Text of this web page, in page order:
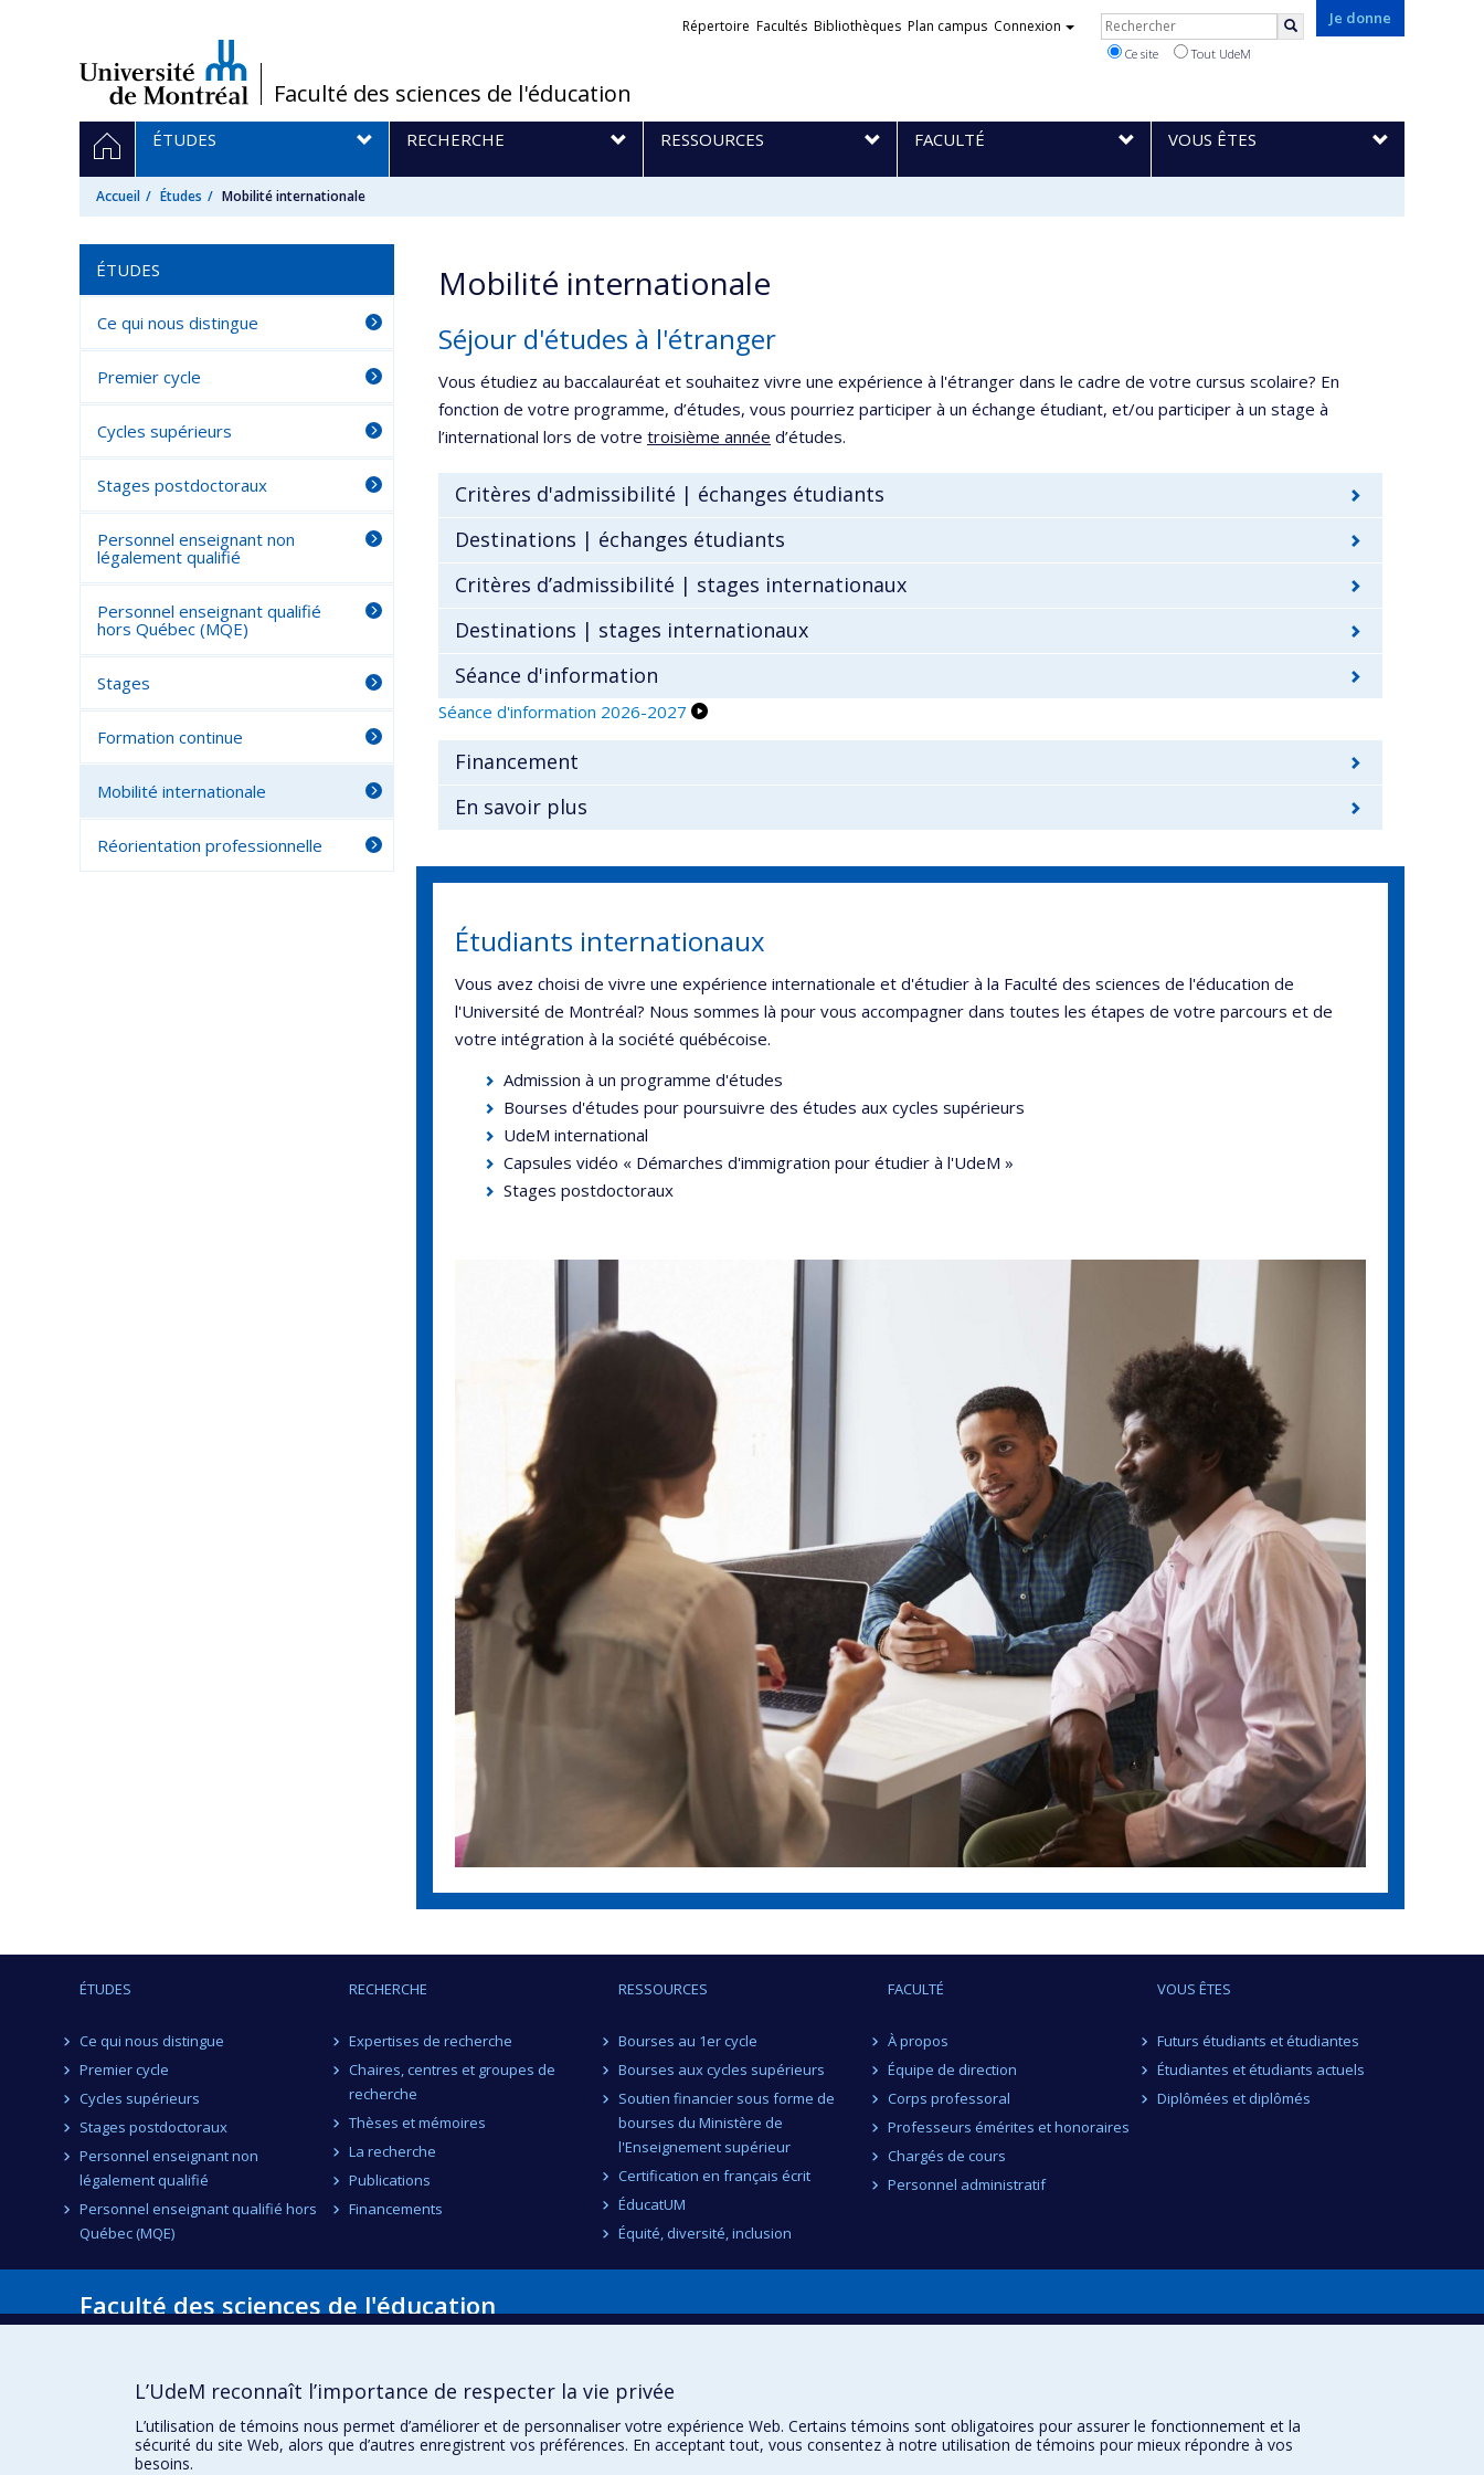
/Faculté des sciences de l'éducation
Je donne
Liens
Répertoire Facultés Bibliothèques Plan campus Connexion Rechercher
Ce site Tout UdeM
Navigation
principale
ACCUEIL
ÉTUDES RECHERCHE RESSOURCES FACULTÉ VOUS ÊTES
Accueil Études Mobilité internationale
Mobilité internationale
Séjour d'études à l'étranger
Vous étudiez au baccalauréat et souhaitez vivre une expérience à l'étranger dans le cadre de votre cursus scolaire? En
fonction de votre programme, d’études, vous pourriez participer à un échange étudiant, et/ou participer à un stage à
l’international lors de votre troisième année d’études.
Critères d'admissibilité | échanges étudiants
Destinations | échanges étudiants
Critères d’admissibilité | stages internationaux
Destinations | stages internationaux
Séance d'information
Séance d'information 2026-2027
Financement
En savoir plus
Étudiants internationaux
Vous avez choisi de vivre une expérience internationale et d'étudier à la Faculté des sciences de l'éducation de
l'Université de Montréal? Nous sommes là pour vous accompagner dans toutes les étapes de votre parcours et de
votre intégration à la société québécoise.
Admission à un programme d'études
Bourses d'études pour poursuivre des études aux cycles supérieurs
UdeM international
Capsules vidéo « Démarches d'immigration pour étudier à l'UdeM »
Stages postdoctoraux
ÉTUDES
Ce qui nous distingue
Premier cycle
Cycles supérieurs
Stages postdoctoraux
Personnel enseignant non
légalement qualifié
Personnel enseignant qualifié
hors Québec (MQE)
Stages
Formation continue
Mobilité internationale
Réorientation professionnelle
ÉTUDES
Ce qui nous distingue
Premier cycle
Cycles supérieurs
Stages postdoctoraux
Personnel enseignant non
légalement qualifié
Personnel enseignant qualifié hors
Québec (MQE)
RECHERCHE
Expertises de recherche
Chaires, centres et groupes de
recherche
Thèses et mémoires
La recherche
Publications
Financements
RESSOURCES
Bourses au 1er cycle
Bourses aux cycles supérieurs
Soutien financier sous forme de
bourses du Ministère de
l'Enseignement supérieur
Certification en français écrit
ÉducatUM
Équité, diversité, inclusion
FACULTÉ
À propos
Équipe de direction
Corps professoral
Professeurs émérites et honoraires
Chargés de cours
Personnel administratif
VOUS ÊTES
Futurs étudiants et étudiantes
Étudiantes et étudiants actuels
Diplômées et diplômés
Faculté des sciences de l'éducation
Montréal (Québec) H2V 2S9
L’UdeM reconnaît l’importance de respecter la vie privée
L’utilisation de témoins nous permet d’améliorer et de personnaliser votre expérience Web. Certains témoins sont obligatoires pour assurer le fonctionnement et la
sécurité du site Web, alors que d’autres enregistrent vos préférences. En acceptant tout, vous consentez à notre utilisation de témoins pour mieux répondre à vos
besoins.